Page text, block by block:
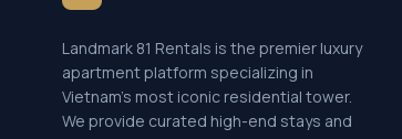
Landmark 81 Rentals is the premier luxury
apartment platform specializing in
Vietnam's most iconic residential tower.
We provide curated high-end stays and